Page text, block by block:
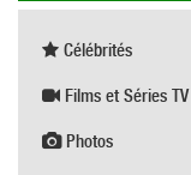
Célébrités
Films et Séries TV
Photos